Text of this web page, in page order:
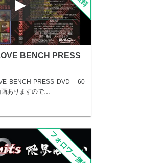
BENCH PRESS
BENCH PRESS DVD 60
ありますので…